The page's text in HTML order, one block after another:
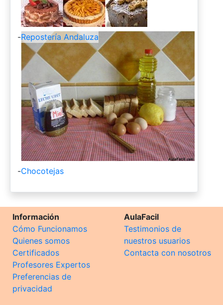
-Repostería Andaluza
-Chocotejas
Información
Cómo Funcionamos
Quienes somos
Certificados
Profesores Expertos
Preferencias de
privacidad
AulaFacil
Testimonios de
nuestros usuarios
Contacta con nosotros